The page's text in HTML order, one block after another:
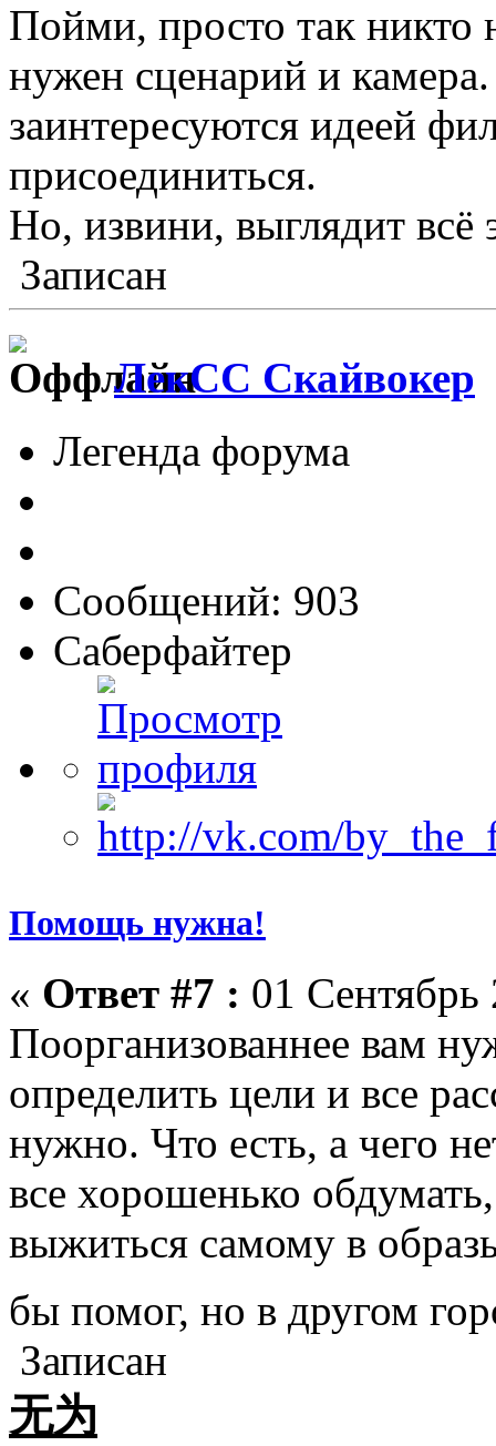
Пойми, просто так никто
нужен сценарий и
заинтересуются идеей
присоединиться.
Но, извини, выглядит всё
Записан
ЛекСС Скайвокер
Легенда форума
Сообщений: 903
Саберфайтер
Помощь нужна!
« Ответ #7 : 01
Поорганизованнее вам
определить цели и все
нужно. Что есть, а чего
все хорошенько
выжиться самому в
бы помог, но в другом
Записан
无为